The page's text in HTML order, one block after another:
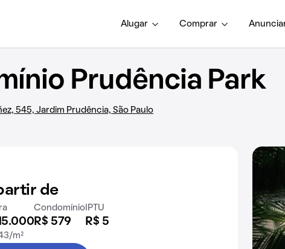
Alugar Comprar
Prudência Park
545, Jardim Prudência, São Paulo
de
m²
Condomínio
R$ 579
IPTU
R$ 5